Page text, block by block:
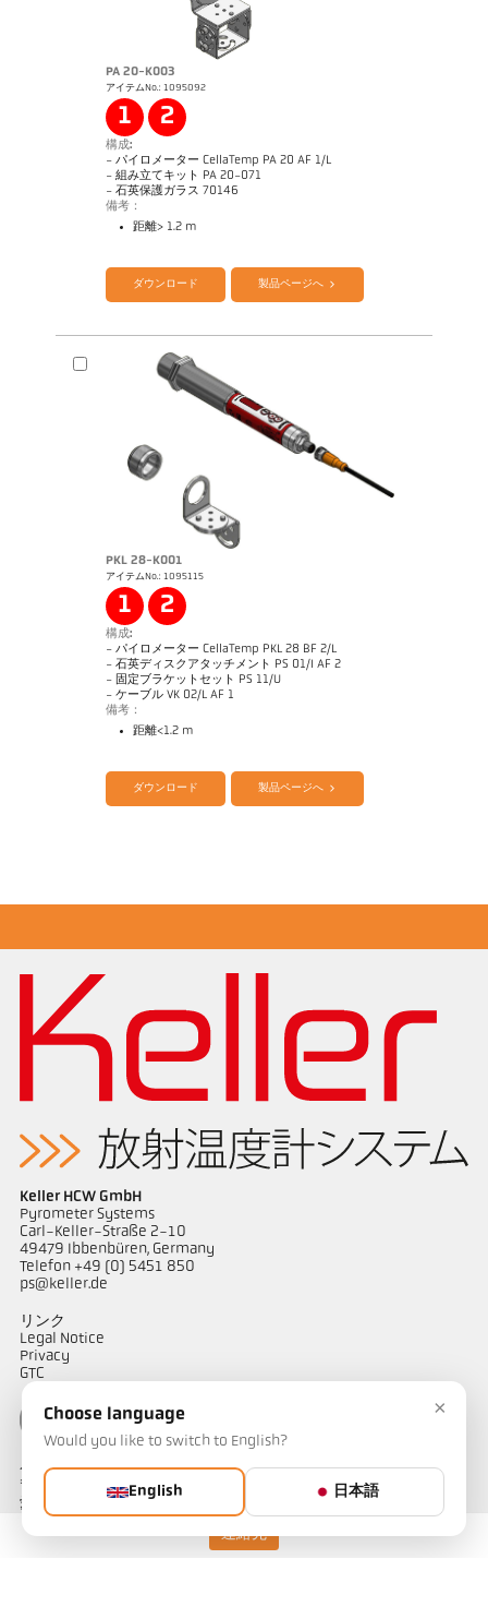
連絡先
PA 20-K003
アイテムNo.: 1095092
1 2
構成:
- パイロメーター CellaTemp PA 20 AF 1/L
- 組み立てキット PA 20-071
- 石英保護ガラス 70146
備考：
距離> 1.2 m
カタログ CellaTemp PA
ダウンロード 製品ページへ
PKL 28-K001
アイテムNo.: 1095115
1 2
構成:
- パイロメーター CellaTemp PKL 28 BF 2/L
- 石英ディスクアタッチメント PS 01/I AF 2
- 固定ブラケットセット PS 11/U
- ケーブル VK 02/L AF 1
備考：
距離<1.2 m
カタログ CellaTemp PK PKF PKL
図面 PKL 28-K001
ダウンロード 製品ページへ
Keller HCW GmbH
Pyrometer Systems
Carl-Keller-Straße 2-10
49479 Ibbenbüren, Germany
Telefon +49 (0) 5451 850
ps@keller.de
リンク
Legal Notice
Privacy
GTC
ケラーパイロメータージャパン
〒487-0035
愛知県春日井市
藤山台1-4-1
担当：山田
×
Choose language
Would you like to switch to English?
English 日本語